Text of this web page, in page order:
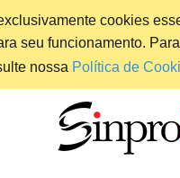
cookies
seu funcionamento.
nossa Política de